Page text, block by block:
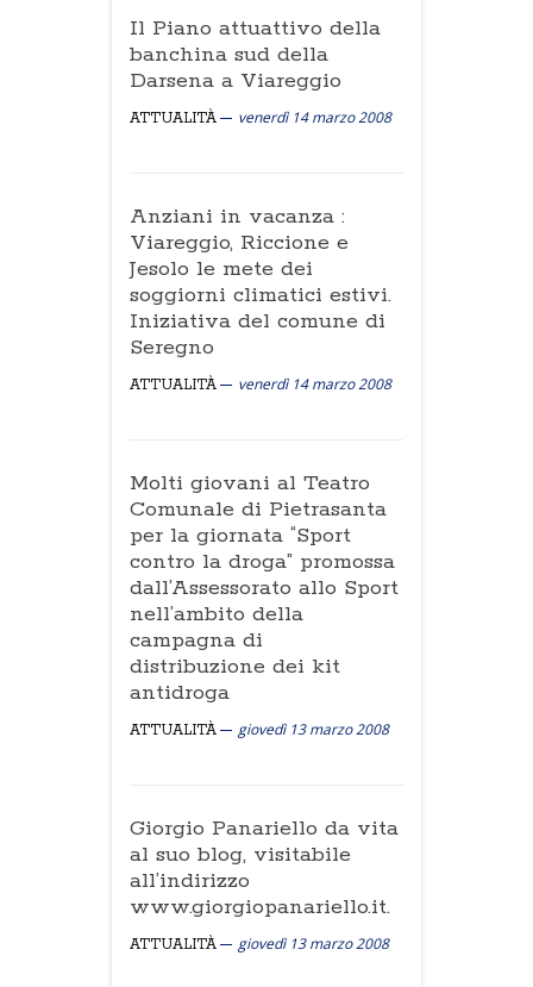
Il Piano attuattivo della
banchina sud della
Darsena a Viareggio
ATTUALITÀ venerdì 14 marzo 2008
Anziani in vacanza :
Viareggio, Riccione e
Jesolo le mete dei
soggiorni climatici estivi.
Iniziativa del comune di
Seregno
ATTUALITÀ venerdì 14 marzo 2008
Molti giovani al Teatro
Comunale di Pietrasanta
per la giornata “Sport
contro la droga” promossa
dall’Assessorato allo Sport
nell’ambito della
campagna di
distribuzione dei kit
antidroga
ATTUALITÀ giovedì 13 marzo 2008
Giorgio Panariello da vita
al suo blog, visitabile
all’indirizzo
www.giorgiopanariello.it.
ATTUALITÀ giovedì 13 marzo 2008